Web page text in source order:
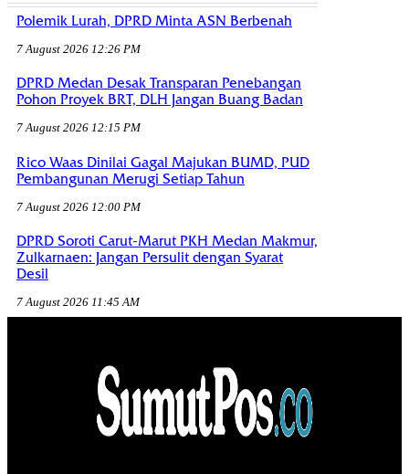
Polemik Lurah, DPRD Minta ASN Berbenah
7 August 2026 12:26 PM
DPRD Medan Desak Transparan Penebangan
Pohon Proyek BRT, DLH Jangan Buang Badan
7 August 2026 12:15 PM
Rico Waas Dinilai Gagal Majukan BUMD, PUD
Pembangunan Merugi Setiap Tahun
7 August 2026 12:00 PM
DPRD Soroti Carut-Marut PKH Medan Makmur,
Zulkarnaen: Jangan Persulit dengan Syarat
Desil
7 August 2026 11:45 AM